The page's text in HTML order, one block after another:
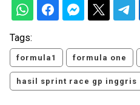
Tags:
formula1 formula one
hasil sprint race gp inggris